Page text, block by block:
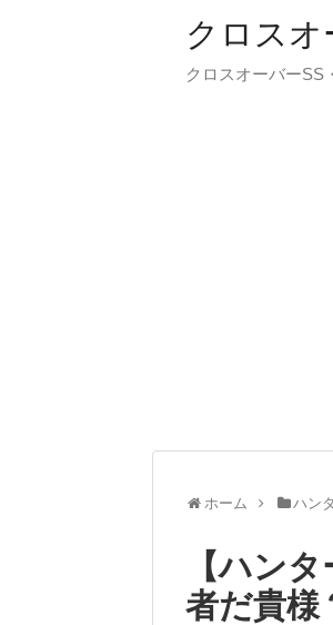
クロスオ
クロスオーバーSS
ホーム ハン
【ハン
者だ貴様